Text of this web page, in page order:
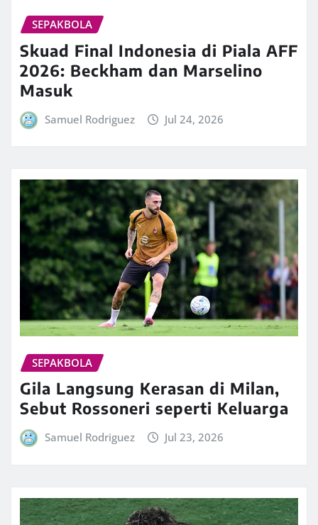
SEPAKBOLA
Skuad Final Indonesia di Piala AFF
2026: Beckham dan Marselino
Masuk
Samuel Rodriguez Jul 24, 2026
SEPAKBOLA
Gila Langsung Kerasan di Milan,
Sebut Rossoneri seperti Keluarga
Samuel Rodriguez Jul 23, 2026